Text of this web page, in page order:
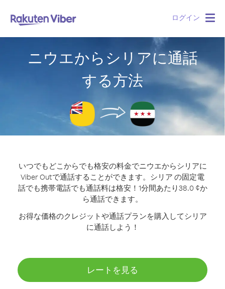
ログイン
ニウエからシリアに通話
する方法
いつでもどこからでも格安の料金でニウエからシリアに
Viber Outで通話することができます。 シリア の固定電
話でも携帯電話でも通話料は格安！1分間あたり38.0 ¢か
ら通話できます。
お得な価格のクレジットや通話プランを購入してシリア
に通話しよう！
レートを見る